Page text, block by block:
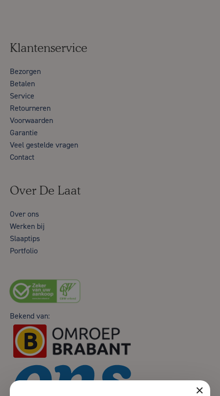
Klantenservice
Bezorgen
Betalen
Service
Retourneren
Voorwaarden
Garantie
Veel gestelde vragen
Contact
Over De Laat
Over ons
Werken bij
Slaaptips
Portfolio
Bekend van:
×